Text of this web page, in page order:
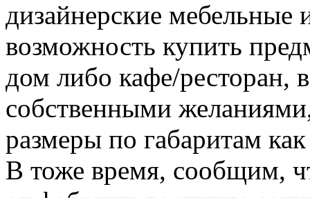
дизайнерские мебельные
возможность купить
дом либо кафе/ресторан,
собственными
размеры по габаритам
В тоже время, сообщим,